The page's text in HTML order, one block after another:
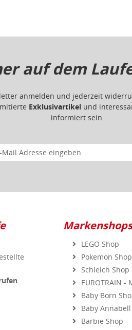
auf dem
Exklusivartikelund
informiert sein.
Pokemon Shop
Schleich Shop
EUROTRAIN -
Baby Born
Baby Annabell
Barbie Shop
BIG Shop